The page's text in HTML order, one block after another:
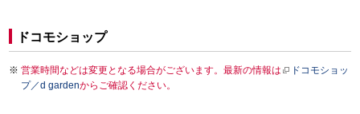
ドコモショップ
営業時間などは変更となる場合がございます。最新の情報は
ドコモショッ
プ／d gardenからご確認ください。